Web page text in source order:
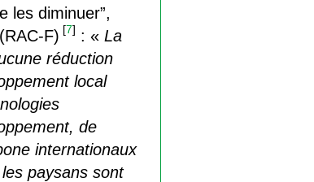
les diminuer”,
F) [7] : «La
réduction
local
de
internationaux
paysans sont